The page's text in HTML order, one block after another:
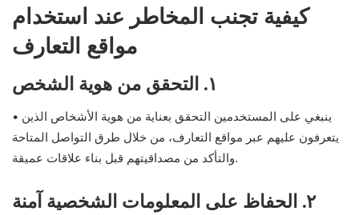
كيفية تجنب المخاطر عند استخدام
مواقع التعارف
١. التحقق من هوية الشخص
• ينبغي على المستخدمين التحقق بعناية من هوية الأشخاص الذين
يتعرفون عليهم عبر مواقع التعارف، من خلال طرق التواصل المتاحة
والتأكد من مصداقيتهم قبل بناء علاقات عميقة.
٢. الحفاظ على المعلومات الشخصية آمنة